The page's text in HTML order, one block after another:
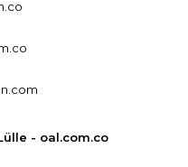
- oal.com.co